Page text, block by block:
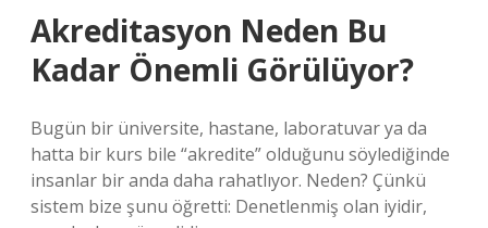
Akreditasyon Neden Bu
Kadar Önemli Görülüyor?
Bugün bir üniversite, hastane, laboratuvar ya da
hatta bir kurs bile “akredite” olduğunu söylediğinde
insanlar bir anda daha rahatlıyor. Neden? Çünkü
sistem bize şunu öğretti: Denetlenmiş olan iyidir,